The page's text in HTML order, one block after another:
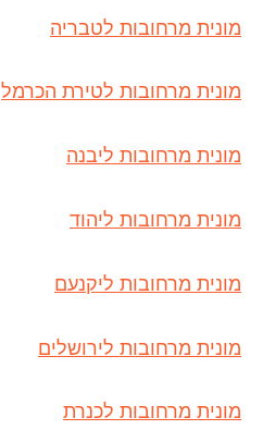
מונית מרחובות לטבריה
מונית מרחובות לטירת הכרמל
מונית מרחובות ליבנה
מונית מרחובות ליהוד
מונית מרחובות ליקנעם
מונית מרחובות לירושלים
מונית מרחובות לכנרת